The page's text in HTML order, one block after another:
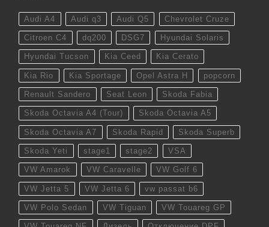
Audi A4 Audi q3 Audi Q5 Chevrolet Cruze
Citroen C4 dq200 DSG7 Hyundai Solaris
Hyundai Tucson Kia Ceed Kia Cerato
Kia Rio Kia Sportage Opel Astra H popcorn
Renault Sandero Seat Leon Skoda Fabia
Skoda Octavia A4 (Tour) Skoda Octavia A5
Skoda Octavia A7 Skoda Rapid Skoda Superb
Skoda Yeti stage1 stage2 VSA
VW Amarok VW Caravelle VW Golf 6
VW Jetta 5 VW Jetta 6 vw passat b6
VW Polo Sedan VW Tiguan VW Touareg GP